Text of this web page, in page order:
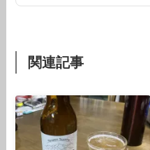
関連記事